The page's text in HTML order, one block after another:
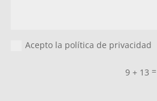
Acepto la política de privacidad
9 + 13 =